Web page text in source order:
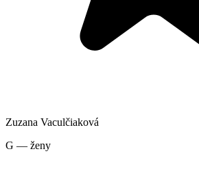
Zuzana Vaculčiaková
G — ženy